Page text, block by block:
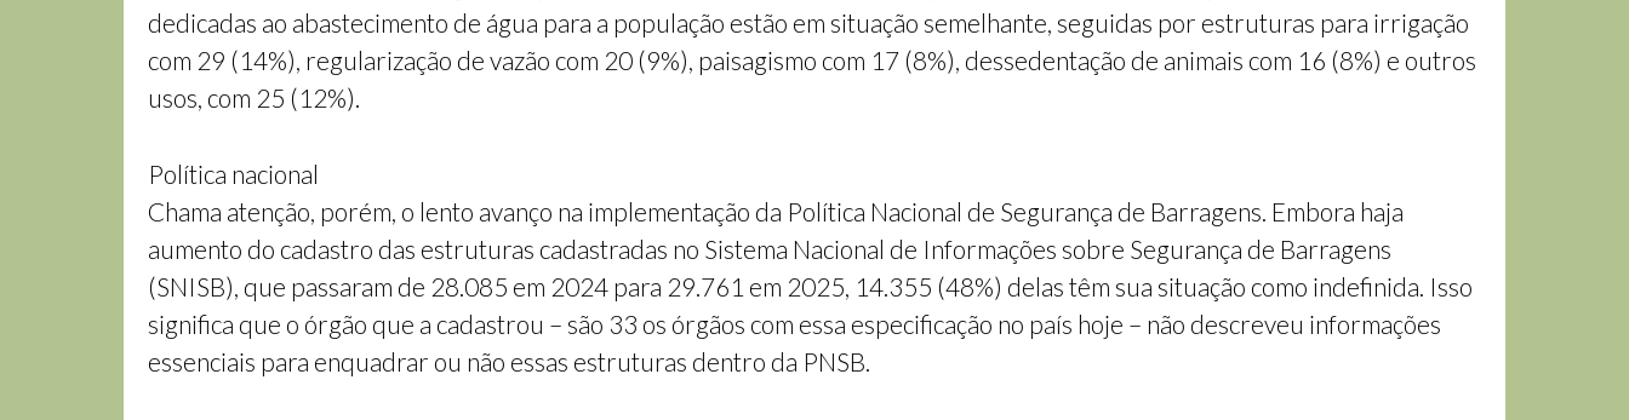
dedicadas ao abastecimento de água para a população estão em situação semelhante, seguidas por estruturas para irrigação
com 29 (14%), regularização de vazão com 20 (9%), paisagismo com 17 (8%), dessedentação de animais com 16 (8%) e outros
usos, com 25 (12%).
Política nacional
Chama atenção, porém, o lento avanço na implementação da Política Nacional de Segurança de Barragens. Embora haja
aumento do cadastro das estruturas cadastradas no Sistema Nacional de Informações sobre Segurança de Barragens
(SNISB), que passaram de 28.085 em 2024 para 29.761 em 2025, 14.355 (48%) delas têm sua situação como indefinida. Isso
significa que o órgão que a cadastrou – são 33 os órgãos com essa especificação no país hoje – não descreveu informações
essenciais para enquadrar ou não essas estruturas dentro da PNSB.